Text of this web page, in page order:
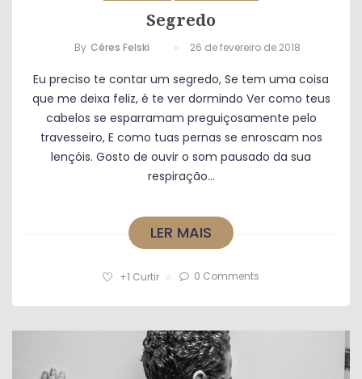
Segredo
By Céres Felski 26 de fevereiro de 2018
Eu preciso te contar um segredo, Se tem uma coisa
que me deixa feliz, é te ver dormindo Ver como teus
cabelos se esparramam preguiçosamente pelo
travesseiro, E como tuas pernas se enroscam nos
lençóis. Gosto de ouvir o som pausado da sua
respiração...
LER MAIS
+1 Curtir 0 Comments